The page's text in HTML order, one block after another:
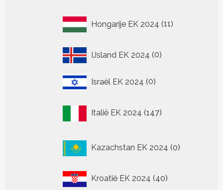
Hongarije EK 2024 11
producten
IJsland EK 2024 00
Israël EK 2024 00
Italië EK 2024 147
producten
Kazachstan EK 2024 0
producten
Kroatië EK 2024 4040